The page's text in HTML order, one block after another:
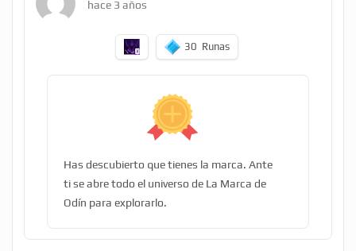
hace 3 años
30 Runas
Has descubierto que tienes la marca. Ante
ti se abre todo el universo de La Marca de
Odín para explorarlo.